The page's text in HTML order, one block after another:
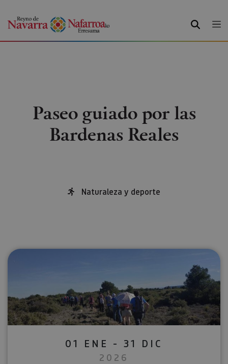
BUSCAR
Paseo guiado por las
Bardenas Reales
Naturaleza y deporte
01 ENE - 31 DIC
2026